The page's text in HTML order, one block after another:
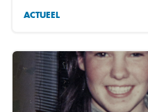
ACTUEEL